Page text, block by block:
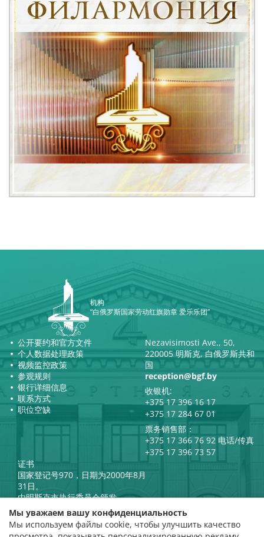
机构
“白俄罗斯国家劳动红旗勋章 爱乐乐团”
公开要约和官方文件
个人数据处理政策
视频监控政策
参观规则
银行详细信息
联系方式
职位空缺
Nezavisimosti Ave., 50,
220005 明斯克, 白俄罗斯共和
国
reception@bgf.by
收银机:
+375 17 396 16 17
+375 17 284 67 01
票务销售部：
+375 17 366 76 92 电话/传真
+375 17 396 73 57
证书
国家登记号970，日期为2000年8月
31日。
由明斯克市执行委员会颁发。
白俄罗斯共和国总统官方互联网
门户网站
Мы уважаем вашу конфиденциальность
Мы используем файлы cookie, чтобы улучшить качество